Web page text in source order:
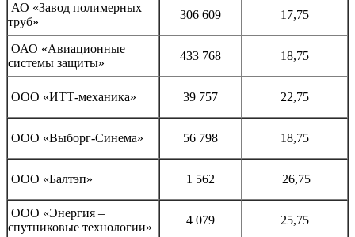
АО «Завод полимерных
труб»
306 609 17,75
ОАО «Авиационные
системы защиты»
433 768 18,75
ООО «ИТТ-механика» 39 757 22,75
ООО «Выборг-Синема» 56 798 18,75
ООО «Балтэп» 1 562 26,75
ООО «Энергия –
спутниковые технологии»
4 079 25,75